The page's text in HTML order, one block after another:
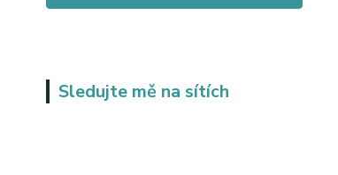
Sledujte mě na sítích